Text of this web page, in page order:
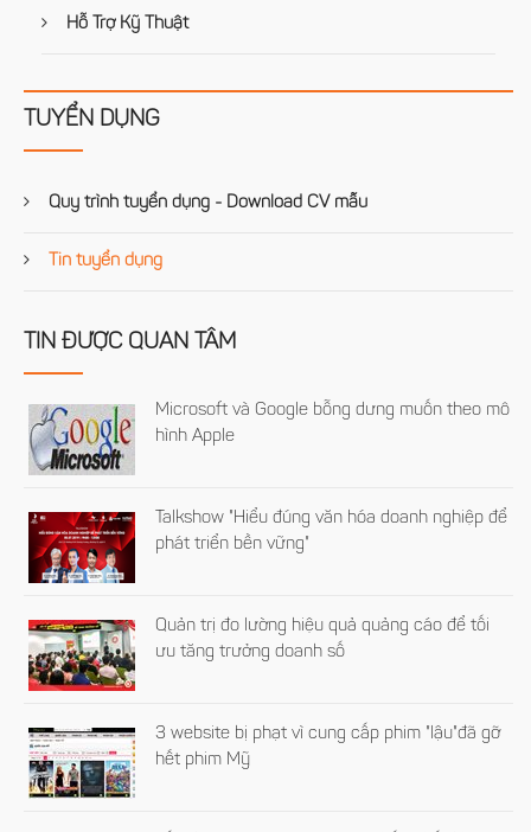
Hỗ Trợ Kỹ Thuật
TUYỂN DỤNG
Quy trình tuyển dụng - Download CV mẫu
Tin tuyển dụng
TIN ĐƯỢC QUAN TÂM
Microsoft và Google bỗng dưng muốn theo mô
hình Apple
Talkshow "Hiểu đúng văn hóa doanh nghiệp để
phát triển bền vững"
Quản trị đo lường hiệu quả quảng cáo để tối
ưu tăng trưởng doanh số
3 website bị phạt vì cung cấp phim "lậu"đã gỡ
hết phim Mỹ